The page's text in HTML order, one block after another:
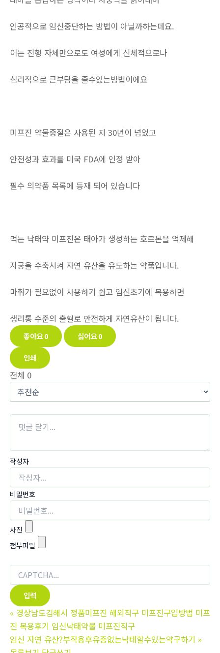
인공적으로 임신중단하는 방법이 아닐까하는데요.
이는 진행 자체만으로도 여성에게 신체적으로나
심리적으로 큰부담을 줄수있는방법이에요
미프진 약물중절은 사용된 지 30년이 넘었고
안전성과 효과를 미국 FDA에 인정 받아
필수 의약품 목록에 등재 되어 있습니다
먹는 낙태약 미프진은 태아가 생성하는 호르몬을 억제해
자궁을 수축시켜 자연 유산을 유도하는 약품입니다.
마취가 필요없이 사용하기 쉽고 임신초기에 복용하면
생리통 수준의 출혈로 안전하게 자연유산이 됩니다.
좋아요0 싫어요0
인쇄
전체 0
작성자
비밀번호
사진
첨부파일
« 경상남도김해시 정품미프진 해외직구 미프진구입방법 미프
진 복용후기 임신낙­태약물 미­프진직구
임신 자연 유산?부작용후유증없는낙태할수있는약구하기 »